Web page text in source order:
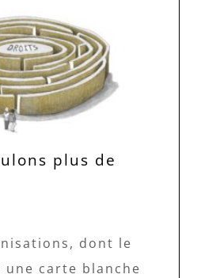
plus de
dont le
une carte blanche